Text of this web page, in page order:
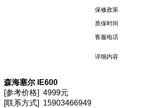
保修政策
质保时间
客服电话
详细内容
森海塞尔 IE600
[参考价格] 4999元
[联系方式] 15903466949